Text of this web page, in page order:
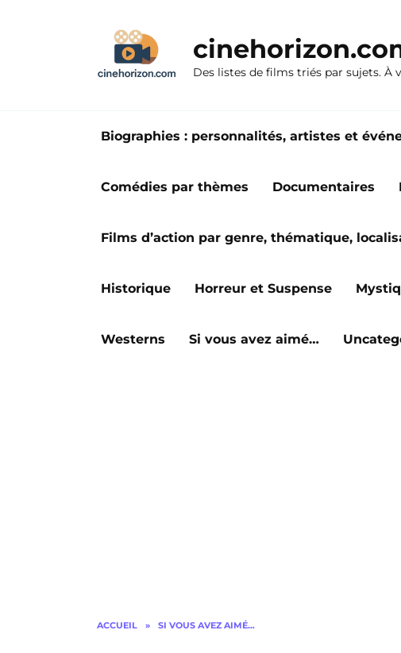
Des listes de films triés par sujets. À
Biographies : personnalités, artistes et
Comédies par thèmes Documentaires
Films d’action par genre, thématique,
Historique Horreur et Suspense
Westerns Si vous avez aimé…
ACCUEIL » SI VOUS AVEZ AIMÉ…